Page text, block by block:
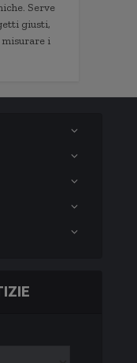
Serve
giusti,
i